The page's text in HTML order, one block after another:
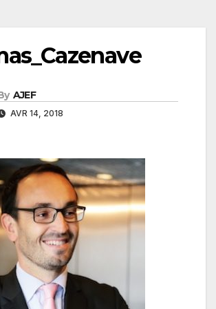
AJEF
AVR 14, 2018